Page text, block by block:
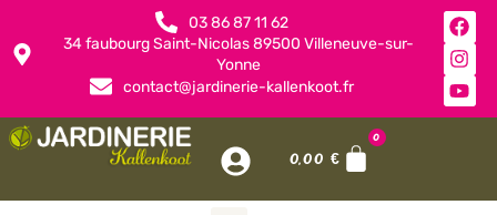
03 86 87 11 62
34 faubourg Saint-Nicolas 89500 Villeneuve-sur-
Yonne
contact@jardinerie-kallenkoot.fr
0,00€
0